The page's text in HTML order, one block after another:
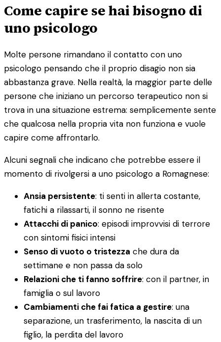
Come capire se hai bisogno di
uno psicologo
Molte persone rimandano il contatto con uno
psicologo pensando che il proprio disagio non sia
abbastanza grave. Nella realtà, la maggior parte delle
persone che iniziano un percorso terapeutico non si
trova in una situazione estrema: semplicemente sente
che qualcosa nella propria vita non funziona e vuole
capire come affrontarlo.
Alcuni segnali che indicano che potrebbe essere il
momento di rivolgersi a uno psicologo a Romagnese:
Ansia persistente: ti senti in allerta costante,
fatichi a rilassarti, il sonno ne risente
Attacchi di panico: episodi improvvisi di terrore
con sintomi fisici intensi
Senso di vuoto o tristezza che dura da
settimane e non passa da solo
Relazioni che ti fanno soffrire: con il partner, in
famiglia o sul lavoro
Cambiamenti che fai fatica a gestire: una
separazione, un trasferimento, la nascita di un
figlio, la perdita del lavoro